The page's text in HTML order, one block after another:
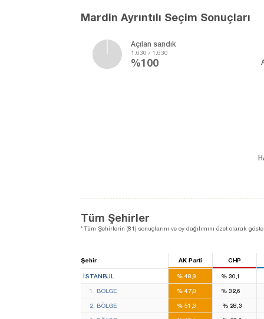
Mardin Ayrıntılı Seçim Sonuçları
Açılan sandık
1.630 / 1.630
%100
Tüm Şehirler
* Tüm Şehirlerin (81) sonuçlarını ve oy dağılımını özet olarak
Şehir AK Parti CHP
İSTANBUL %48,9
46
%30,1
28
1. BÖLGE %47,8 %32,6
2. BÖLGE %51,3 % 28,3